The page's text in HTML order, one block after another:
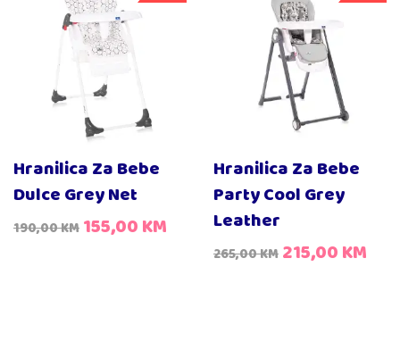
Hranilica Za Bebe
Dulce Grey Net
190,00KM 155,00KM
Hranilica Za Bebe
Party Cool Grey
Leather
265,00KM 215,00KM